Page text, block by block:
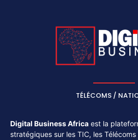
TÉLÉCOMS /
Digital Business Africa est la
stratégiques sur les TIC, les